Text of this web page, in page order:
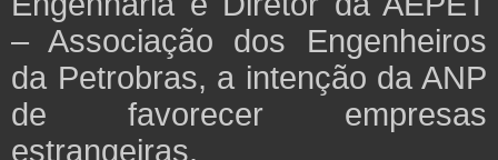
– Associação dos Engenheiros
da Petrobras, a intenção da ANP
de favorecer empresas
estrangeiras.